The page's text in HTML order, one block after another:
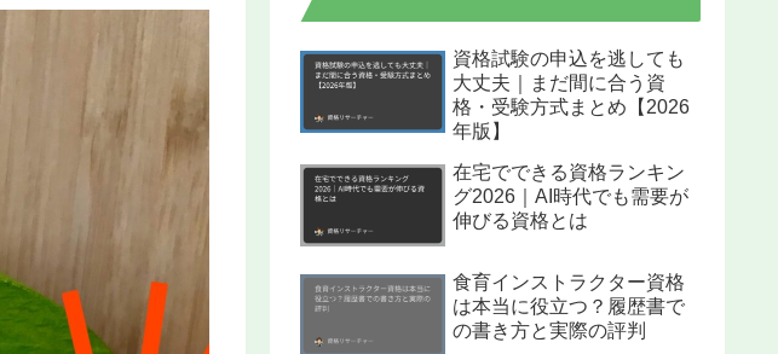
資格試験の申込を逃しても
大丈夫｜まだ間に合う資
格・受験方式まとめ【2026
年版】
在宅でできる資格ランキン
グ2026｜AI時代でも需要が
伸びる資格とは
食育インストラクター資格
は本当に役立つ？履歴書で
の書き方と実際の評判